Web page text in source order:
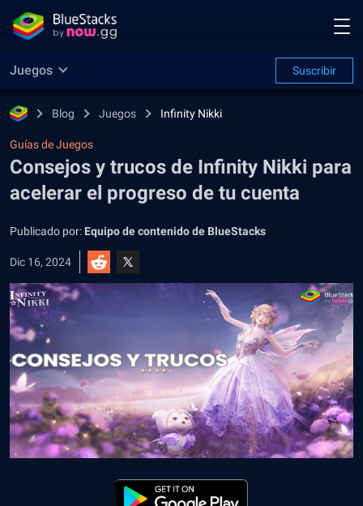
Juegos Suscribir
Blog Juegos Infinity Nikki
Guías de Juegos
Consejos y trucos de Infinity Nikki para
acelerar el progreso de tu cuenta
Publicado por: Equipo de contenido de BlueStacks
Dic 16, 2024